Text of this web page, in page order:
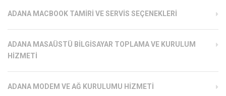
ADANA MACBOOK TAMIRI VE SERVIS SEÇENEKLERI
ADANA MASAÜSTÜ BILGISAYAR TOPLAMA VE KURULUM
HIZMETI
ADANA MODEM VE AĞ KURULUMU HIZMETI